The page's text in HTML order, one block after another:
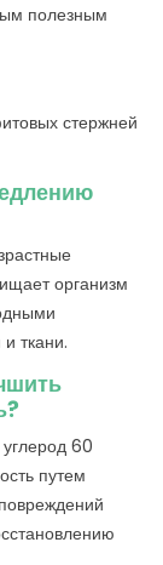
полезным
стержней
организм
ткани.
60
путем